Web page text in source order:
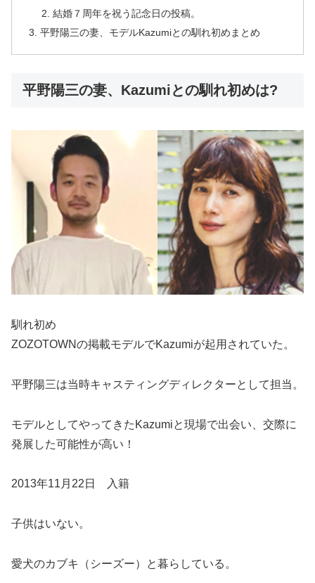
結婚７周年を祝う記念日の投稿。
平野陽三の妻、モデルKazumiとの馴れ初めまとめ
平野陽三の妻、Kazumiとの馴れ初めは?
馴れ初め
ZOZOTOWNの掲載モデルでKazumiが起用されていた。
平野陽三は当時キャスティングディレクターとして担当。
モデルとしてやってきたKazumiと現場で出会い、交際に
発展した可能性が高い！
2013年11月22日 入籍
子供はいない。
愛犬のカブキ（シーズー）と暮らしている。